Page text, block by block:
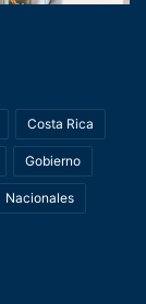
Costa Rica
Gobierno
Nacionales